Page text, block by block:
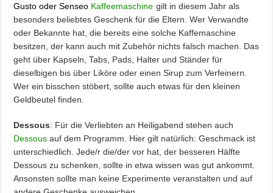
Gusto oder Senseo Kaffeemaschine gilt in diesem Jahr als
besonders beliebtes Geschenk für die Eltern. Wer Verwandte
oder Bekannte hat, die bereits eine solche Kaffemaschine
besitzen, der kann auch mit Zubehör nichts falsch machen. Das
geht über Kapseln, Tabs, Pads, Halter und Ständer für
dieselbigen bis über Liköre oder einen Sirup zum Verfeinern.
Wer ein bisschen stöbert, sollte auch etwas für den kleinen
Geldbeutel finden.
Dessous: Für die Verliebten an Heiligabend stehen auch
Dessous auf dem Programm. Hier gilt natürlich: Geschmack ist
unterschiedlich. Jede/r die/der vor hat, der besseren Hälfte
Dessous zu schenken, sollte in etwa wissen was gut ankommt.
Ansonsten sollte man keine Experimente veranstalten und auf